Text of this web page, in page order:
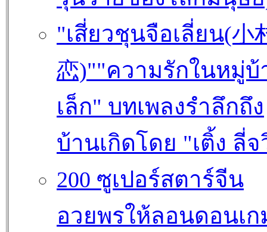
"เสี่ยวชุนจือเลี่ยน(小
恋)""ความรักในหมู่บ้
เล็ก" บทเพลงรำลึกถึง
บ้านเกิดโดย "เติ้ง ลี่
200 ซูเปอร์สตาร์จีน
อวยพรให้ลอนดอนเก